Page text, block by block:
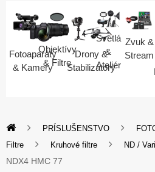
Fotoaparáty
& Kamery
Objektívy
& Filtre
Drony &
Stabilizátory
Svetlá
&
Ateliér
Zvuk &
Stream
PRÍSLUŠENSTVO
Filtre
Kruhové filtre ND /
NDX4 HMC 77